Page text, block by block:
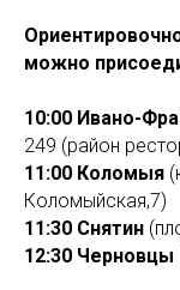
можно
10:00 Ивано-
249 (район
11:00 Коломыя
Коломыйская,7)
11:30 Снятин
12:30 Черновцы